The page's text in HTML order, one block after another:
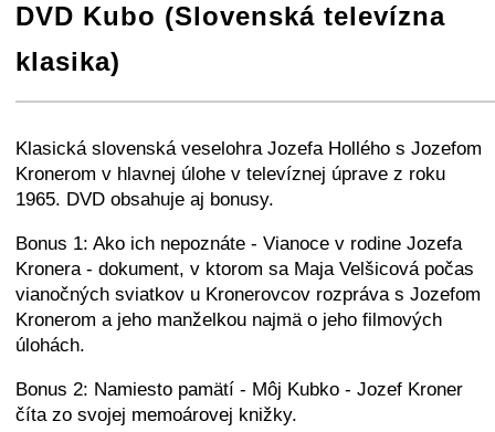
DVD Kubo (Slovenská televízna
klasika)
+ − ⛶
Klasická slovenská veselohra Jozefa Hollého s Jozefom
Kronerom v hlavnej úlohe v televíznej úprave z roku
1965. DVD obsahuje aj bonusy.
Bonus 1: Ako ich nepoznáte - Vianoce v rodine Jozefa
Kronera - dokument, v ktorom sa Maja Velšicová počas
vianočných sviatkov u Kronerovcov rozpráva s Jozefom
Kronerom a jeho manželkou najmä o jeho filmových
úlohách.
Bonus 2: Namiesto pamätí - Môj Kubko - Jozef Kroner
číta zo svojej memoárovej knižky.